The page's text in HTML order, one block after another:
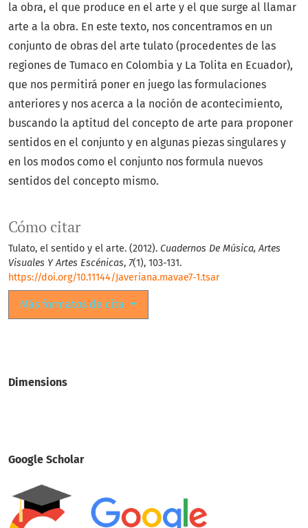
Cómo citar
Tulato, el sentido y el arte. (2012). Cuadernos De Música, Artes
Visuales Y Artes Escénicas, 7(1), 103-131.
https://doi.org/10.11144/Javeriana.mavae7-1.tsar
Más formatos de cita
Dimensions
Google Scholar
la obra, el que produce en el arte y el que surge al llamar
arte a la obra. En este texto, nos concentramos en un
conjunto de obras del arte tulato (procedentes de las
regiones de Tumaco en Colombia y La Tolita en Ecuador),
que nos permitirá poner en juego las formulaciones
anteriores y nos acerca a la noción de acontecimiento,
buscando la aptitud del concepto de arte para proponer
sentidos en el conjunto y en algunas piezas singulares y
en los modos como el conjunto nos formula nuevos
sentidos del concepto mismo.